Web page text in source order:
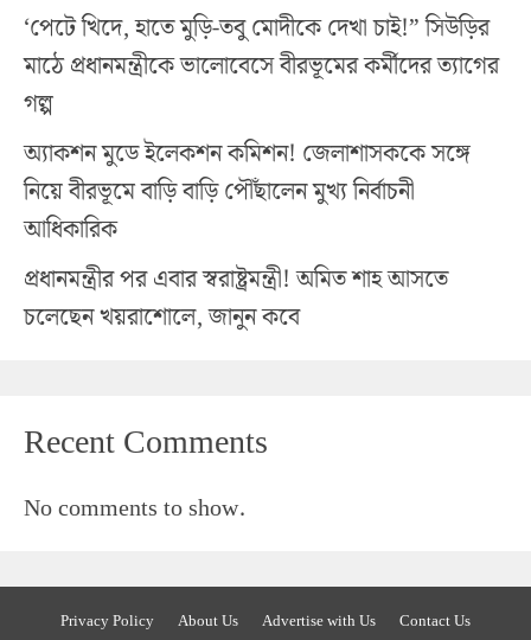
‘পেটে খিদে, হাতে মুড়ি-তবু মোদীকে দেখা চাই!” সিউড়ির
মাঠে প্রধানমন্ত্রীকে ভালোবেসে বীরভূমের কর্মীদের ত্যাগের
গল্প
অ্যাকশন মুডে ইলেকশন কমিশন! জেলাশাসককে সঙ্গে
নিয়ে বীরভূমে বাড়ি বাড়ি পৌঁছালেন মুখ্য নির্বাচনী
আধিকারিক
প্রধানমন্ত্রীর পর এবার স্বরাষ্ট্রমন্ত্রী! অমিত শাহ আসতে
চলেছেন খয়রাশোলে, জানুন কবে
Recent Comments
No comments to show.
Privacy Policy About Us Advertise with Us Contact Us